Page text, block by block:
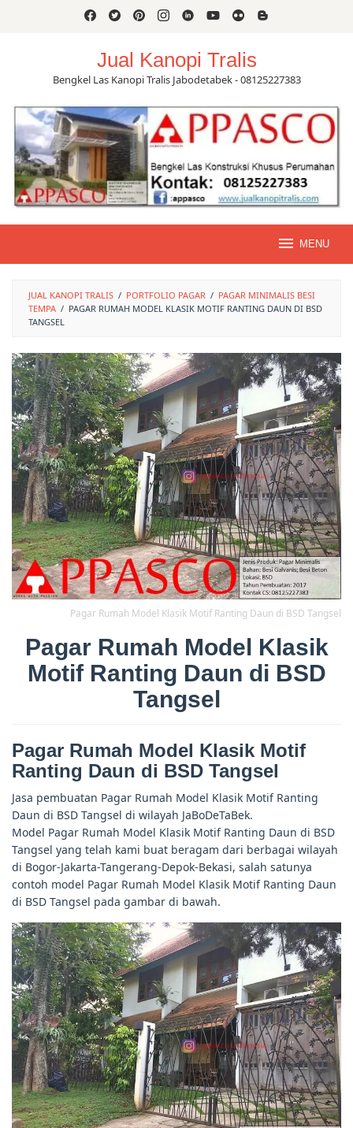
Jual Kanopi Tralis
Bengkel Las Kanopi Tralis Jabodetabek - 08125227383
MENU
JUAL KANOPI TRALIS / PORTFOLIO PAGAR / PAGAR MINIMALIS BESI
TEMPA / PAGAR RUMAH MODEL KLASIK MOTIF RANTING DAUN DI BSD
TANGSEL
Pagar Rumah Model Klasik Motif Ranting Daun di BSD Tangsel
Pagar Rumah Model Klasik
Motif Ranting Daun di BSD
Tangsel
Pagar Rumah Model Klasik Motif
Ranting Daun di BSD Tangsel
Jasa pembuatan Pagar Rumah Model Klasik Motif Ranting
Daun di BSD Tangsel di wilayah JaBoDeTaBek.
Model Pagar Rumah Model Klasik Motif Ranting Daun di BSD
Tangsel yang telah kami buat beragam dari berbagai wilayah
di Bogor-Jakarta-Tangerang-Depok-Bekasi, salah satunya
contoh model Pagar Rumah Model Klasik Motif Ranting Daun
di BSD Tangsel pada gambar di bawah.